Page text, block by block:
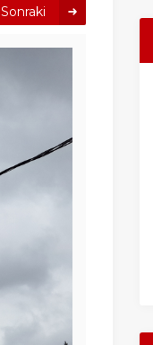
Sonraki